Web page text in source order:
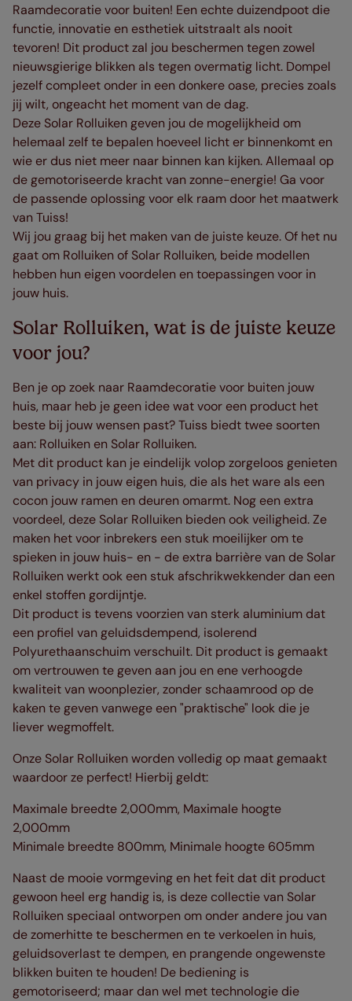
Raamdecoratie voor buiten! Een echte duizendpoot die
functie, innovatie en esthetiek uitstraalt als nooit
tevoren! Dit product zal jou beschermen tegen zowel
nieuwsgierige blikken als tegen overmatig licht. Dompel
jezelf compleet onder in een donkere oase, precies zoals
jij wilt, ongeacht het moment van de dag.
Deze Solar Rolluiken geven jou de mogelijkheid om
helemaal zelf te bepalen hoeveel licht er binnenkomt en
wie er dus niet meer naar binnen kan kijken. Allemaal op
de gemotoriseerde kracht van zonne-energie! Ga voor
de passende oplossing voor elk raam door het maatwerk
van Tuiss!
Wij jou graag bij het maken van de juiste keuze. Of het nu
gaat om Rolluiken of Solar Rolluiken, beide modellen
hebben hun eigen voordelen en toepassingen voor in
jouw huis.
Solar Rolluiken, wat is de juiste keuze
voor jou?
Ben je op zoek naar Raamdecoratie voor buiten jouw
huis, maar heb je geen idee wat voor een product het
beste bij jouw wensen past? Tuiss biedt twee soorten
aan: Rolluiken en Solar Rolluiken.
Met dit product kan je eindelijk volop zorgeloos genieten
van privacy in jouw eigen huis, die als het ware als een
cocon jouw ramen en deuren omarmt. Nog een extra
voordeel, deze Solar Rolluiken bieden ook veiligheid. Ze
maken het voor inbrekers een stuk moeilijker om te
spieken in jouw huis- en - de extra barrière van de Solar
Rolluiken werkt ook een stuk afschrikwekkender dan een
enkel stoffen gordijntje.
Dit product is tevens voorzien van sterk aluminium dat
een profiel van geluidsdempend, isolerend
Polyurethaanschuim verschuilt. Dit product is gemaakt
om vertrouwen te geven aan jou en ene verhoogde
kwaliteit van woonplezier, zonder schaamrood op de
kaken te geven vanwege een "praktische" look die je
liever wegmoffelt.
Onze Solar Rolluiken worden volledig op maat gemaakt
waardoor ze perfect! Hierbij geldt:
Maximale breedte 2,000mm, Maximale hoogte
2,000mm
Minimale breedte 800mm, Minimale hoogte 605mm
Naast de mooie vormgeving en het feit dat dit product
gewoon heel erg handig is, is deze collectie van Solar
Rolluiken speciaal ontworpen om onder andere jou van
de zomerhitte te beschermen en te verkoelen in huis,
geluidsoverlast te dempen, en prangende ongewenste
blikken buiten te houden! De bediening is
gemotoriseerd; maar dan wel met technologie die